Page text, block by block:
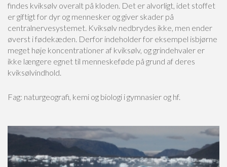
findes kviksølv overalt på kloden. Det er alvorligt, idet stoffet
er giftigt for dyr og mennesker og giver skader på
centralnervesystemet. Kviksølv nedbrydes ikke, men ender
øverst i fødekæden. Derfor indeholder for eksempel isbjørne
meget høje koncentrationer af kviksølv, og grindehvaler er
ikke længere egnet til menneskeføde på grund af deres
kviksølvindhold.
Fag: naturgeografi, kemi og biologi i gymnasier og hf.